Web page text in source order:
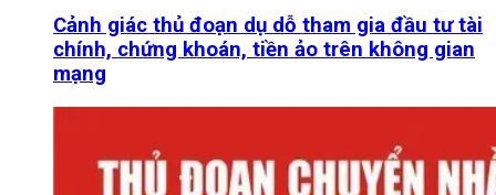
Cảnh giác thủ đoạn dụ dỗ tham gia đầu tư tài
chính, chứng khoán, tiền ảo trên không gian
mạng